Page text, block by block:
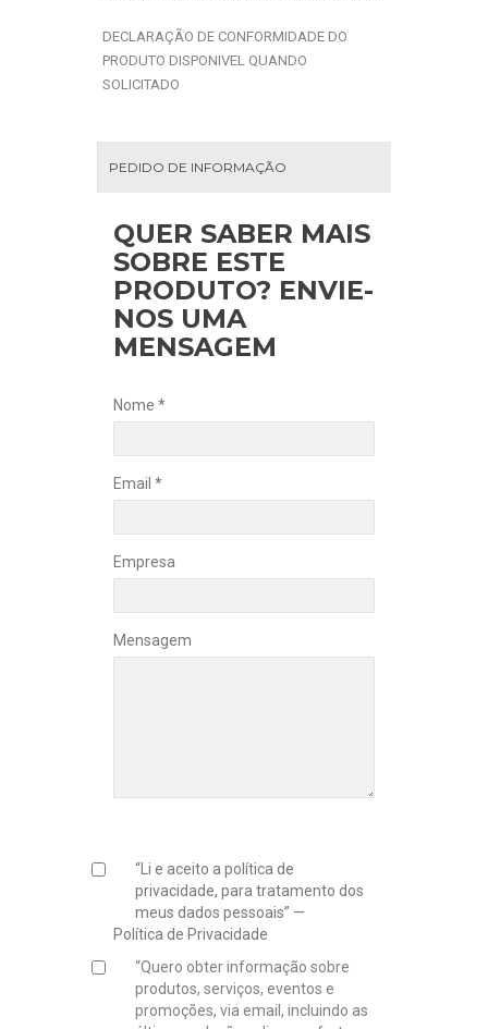
DECLARAÇÃO DE CONFORMIDADE DO
PRODUTO DISPONIVEL QUANDO
SOLICITADO
PEDIDO DE INFORMAÇÃO
QUER SABER MAIS
SOBRE ESTE
PRODUTO? ENVIE-
NOS UMA
MENSAGEM
Nome *
Email *
Empresa
Mensagem
“Li e aceito a política de
privacidade, para tratamento dos
meus dados pessoais” —
Política de Privacidade
“Quero obter informação sobre
produtos, serviços, eventos e
promoções, via email, incluindo as